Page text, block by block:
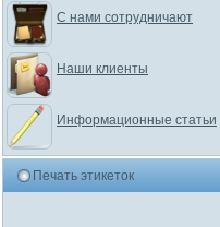
С нами сотрудничают
Наши клиенты
Информационные статьи
Печать этикеток